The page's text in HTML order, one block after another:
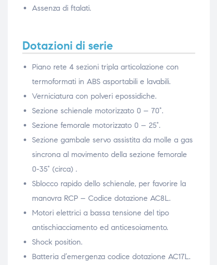
Assenza di ftalati.
Dotazioni di serie
Piano rete 4 sezioni tripla articolazione con
termoformati in ABS asportabili e lavabili.
Verniciatura con polveri epossidiche.
Sezione schienale motorizzato 0 – 70°.
Sezione femorale motorizzato 0 – 25°.
Sezione gambale servo assistita da molle a gas
sincrona al movimento della sezione femorale
0-35° (circa) .
Sblocco rapido dello schienale, per favorire la
manovra RCP – Codice dotazione AC8L.
Motori elettrici a bassa tensione del tipo
antischiacciamento ed anticesoiamento.
Shock position.
Batteria d’emergenza codice dotazione AC17L.